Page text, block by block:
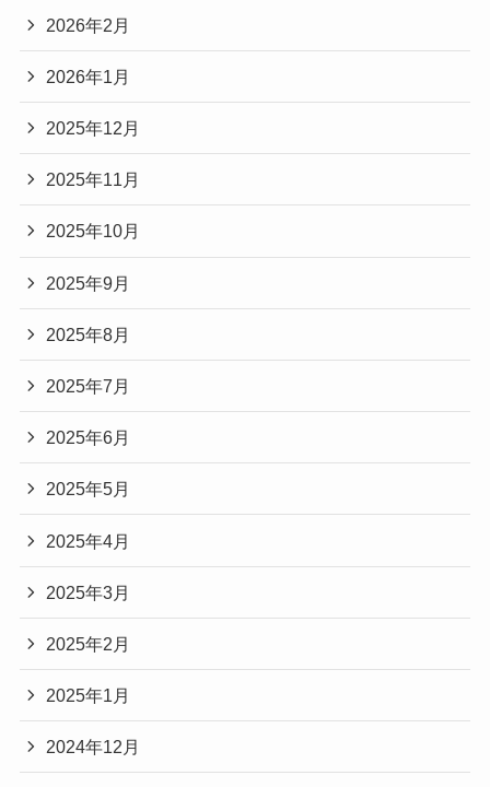
2026年2月
2026年1月
2025年12月
2025年11月
2025年10月
2025年9月
2025年8月
2025年7月
2025年6月
2025年5月
2025年4月
2025年3月
2025年2月
2025年1月
2024年12月